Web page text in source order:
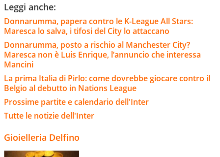
Leggi anche:
Donnarumma, papera contro le K-League All Stars:
Maresca lo salva, i tifosi del City lo attaccano
Donnarumma, posto a rischio al Manchester City?
Maresca non è Luis Enrique, l’annuncio che interessa
Mancini
La prima Italia di Pirlo: come dovrebbe giocare contro il
Belgio al debutto in Nations League
Prossime partite e calendario dell'Inter
Tutte le notizie dell'Inter
Gioielleria Delfino